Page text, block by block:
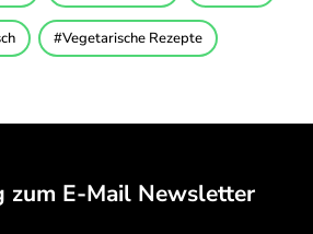
Vegetarische Rezepte
zum E-Mail Newsletter